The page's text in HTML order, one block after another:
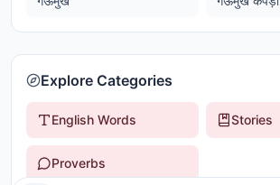
Explore Categories
English Words Stories
Proverbs